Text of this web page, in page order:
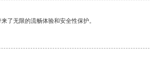
了无限的流畅体验和安全性保护。